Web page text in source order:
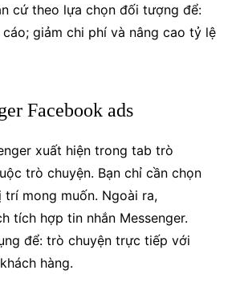
cứ theo lựa chọn đối tượng để:
giảm chi phí và nâng cao tỷ lệ
Facebook ads
xuất hiện trong tab trò
trò chuyện. Bạn chỉ cần chọn
trí mong muốn. Ngoài ra,
tích hợp tin nhắn Messenger.
để: trò chuyện trực tiếp với
hàng.